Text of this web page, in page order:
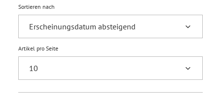
Sortieren nach
Artikel pro Seite